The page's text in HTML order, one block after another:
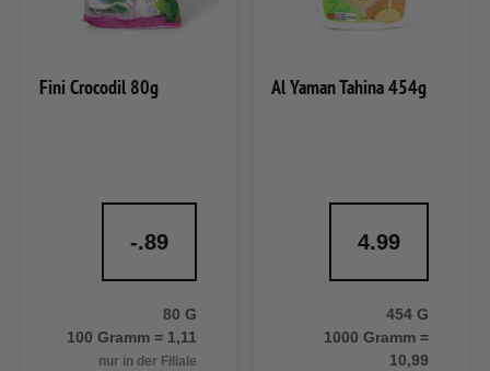
Fini Crocodil 80g
-.89
80 G
100 Gramm = 1,11
nur in der Filiale
Al Yaman Tahina 454g
4.99
454 G
1000 Gramm =
10,99